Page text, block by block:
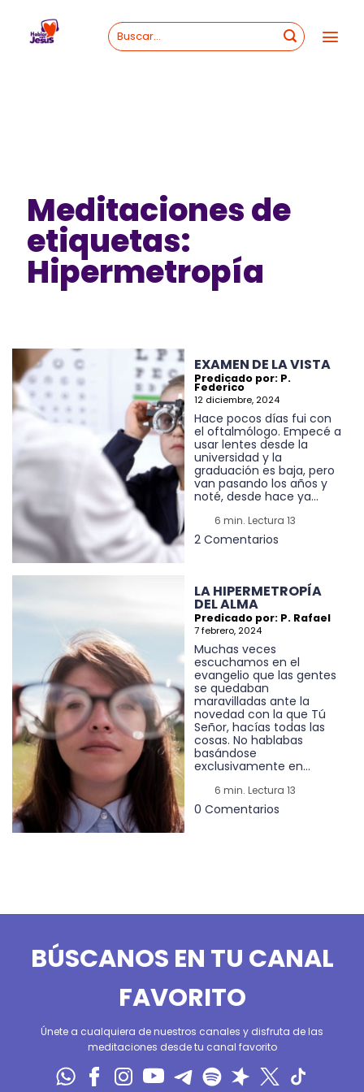
content
Meditaciones de
etiquetas:
Hipermetropía
EXAMEN DE LA VISTA
Predicado por: P.
Federico
12 diciembre, 2024
Hace pocos días fui con
el oftalmólogo. Empecé a
usar lentes desde la
universidad y la
graduación es baja, pero
van pasando los años y
noté, desde hace ya...
6 min. Lectura 13
2 Comentarios
LA HIPERMETROPÍA
DEL ALMA
Predicado por: P. Rafael
7 febrero, 2024
Muchas veces
escuchamos en el
evangelio que las gentes
se quedaban
maravilladas ante la
novedad con la que Tú
Señor, hacías todas las
cosas. No hablabas
basándose
exclusivamente en...
6 min. Lectura 13
0 Comentarios
BÚSCANOS EN TU CANAL
FAVORITO
Únete a cualquiera de nuestros canales y disfruta de las
meditaciones desde tu canal favorito